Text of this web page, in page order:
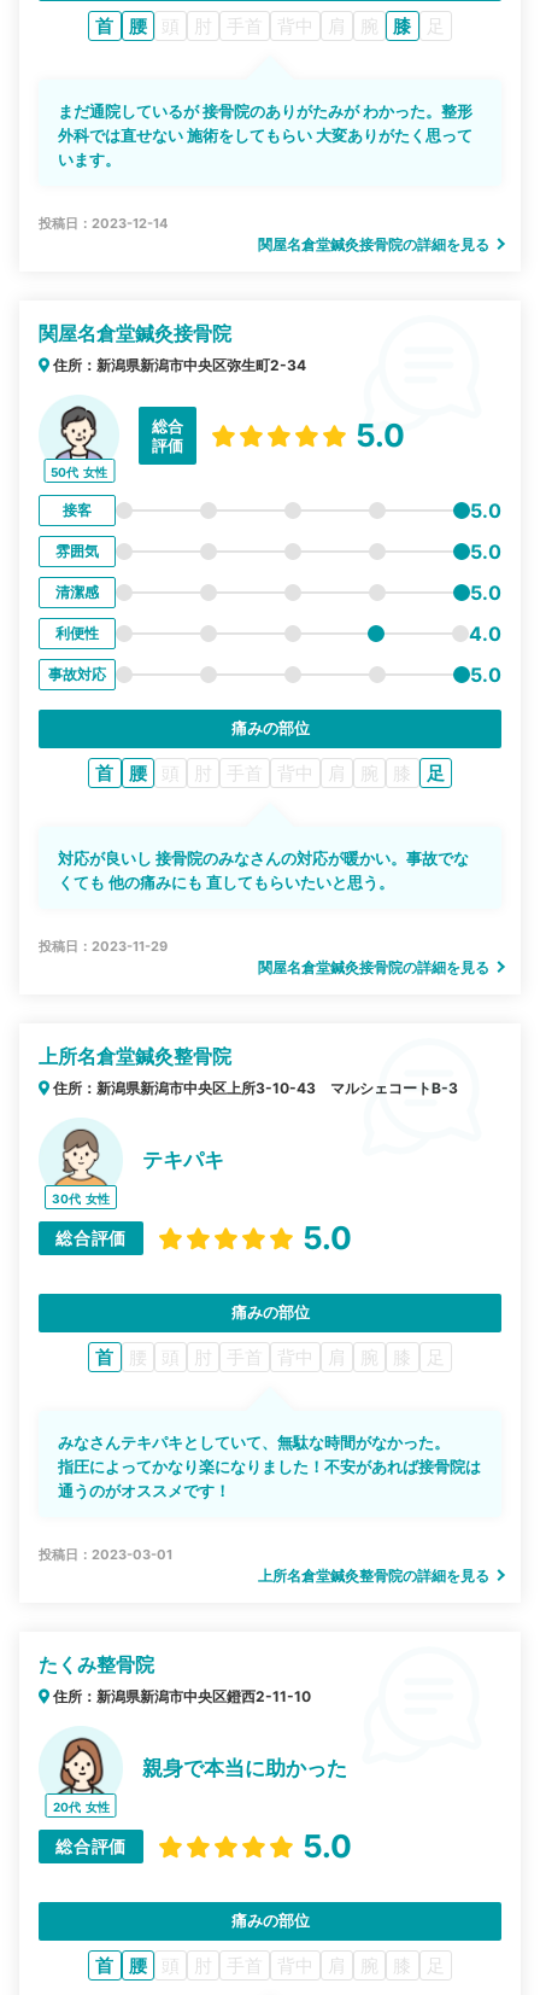
首 腰 頭 肘 手首 背中 肩 腕 膝 足
まだ通院しているが 接骨院のありがたみが わかった。整形
外科では直せない 施術をしてもらい 大変ありがたく思って
います。
投稿日：2023-12-14
関屋名倉堂鍼灸接骨院の詳細を見る
関屋名倉堂鍼灸接骨院
住所：新潟県新潟市中央区弥生町2-34
50代 女性
総合
評価
5.0
接客 5.0
雰囲気 5.0
清潔感 5.0
利便性 4.0
事故対応 5.0
痛みの部位
首 腰 頭 肘 手首 背中 肩 腕 膝 足
対応が良いし 接骨院のみなさんの対応が暖かい。事故でな
くても 他の痛みにも 直してもらいたいと思う。
投稿日：2023-11-29
関屋名倉堂鍼灸接骨院の詳細を見る
上所名倉堂鍼灸整骨院
住所：新潟県新潟市中央区上所3-10-43 マルシェコートB-3
30代 女性
テキパキ
総合評価 5.0
痛みの部位
首 腰 頭 肘 手首 背中 肩 腕 膝 足
みなさんテキパキとしていて、無駄な時間がなかった。
指圧によってかなり楽になりました！不安があれば接骨院は
通うのがオススメです！
投稿日：2023-03-01
上所名倉堂鍼灸整骨院の詳細を見る
たくみ整骨院
住所：新潟県新潟市中央区鐙西2-11-10
20代 女性
親身で本当に助かった
総合評価 5.0
痛みの部位
首 腰 頭 肘 手首 背中 肩 腕 膝 足